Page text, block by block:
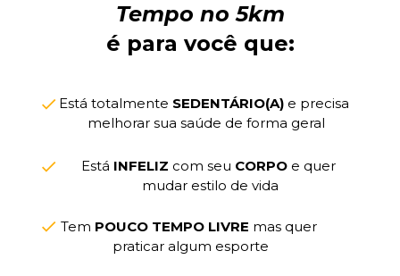
Tempo no 5km
é para você que:
Está totalmente SEDENTÁRIO(A) e precisa
melhorar sua saúde de forma geral
Tem POUCO TEMPO LIVRE mas quer
praticar algum esporte
Está INFELIZ com seu CORPO e quer
mudar estilo de vida